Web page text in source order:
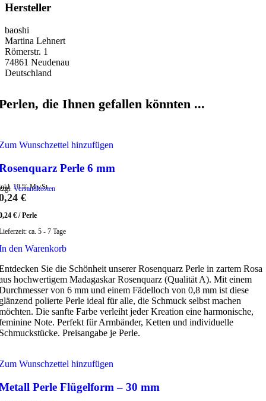
Hersteller
baoshi
Martina Lehnert
Römerstr. 1
74861 Neudenau
Deutschland
die Ihnen gefallen könnten ...
Wunschzettel hinzufügen
Perle 6 mm
19 % MwSt.
Versandkosten
€
€ /Perle
ca. 5 - 7 Tage
den Warenkorb
Sie die Schönheit unserer Rosenquarz Perle in zartem Rosa
hochwertigem Madagaskar Rosenquarz (Qualität A). Mit einem
von 6 mm und einem Fädelloch von 0,8 mm ist diese
polierte Perle ideal für alle, die Schmuck selbst machen
Die sanfte Farbe verleiht jeder Kreation eine harmonische,
Note. Perfekt für Armbänder, Ketten und individuelle
Preisangabe je Perle.
Wunschzettel hinzufügen
Perle Flügelform – 30 mm